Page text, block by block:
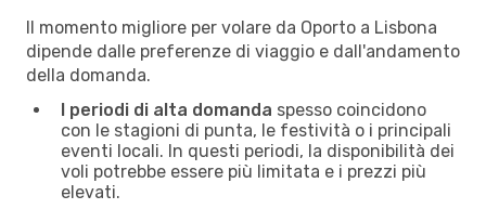
Il momento migliore per volare da Oporto a Lisbona
dipende dalle preferenze di viaggio e dall'andamento
della domanda.
I periodi di alta domanda spesso coincidono
con le stagioni di punta, le festività o i principali
eventi locali. In questi periodi, la disponibilità dei
voli potrebbe essere più limitata e i prezzi più
elevati.